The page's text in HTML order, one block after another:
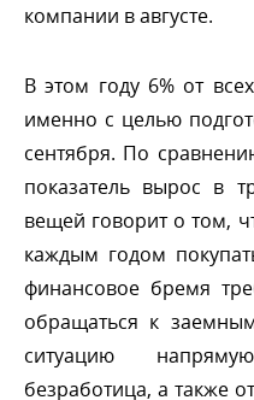
компании в августе.
этом году 6% от
именно с целью
сентября. По
показатель вырос в
ещей говорит о том,
каждым годом
финансовое бремя
обращаться к
ситуацию
езработица, а также